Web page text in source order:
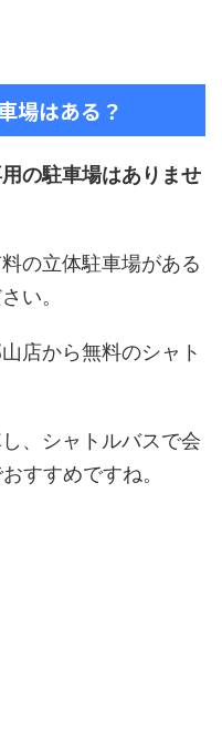
場はある？
の駐車場はありませ
の立体駐車場がある
い。
店から無料のシャト
、シャトルバスで会
すすめですね。